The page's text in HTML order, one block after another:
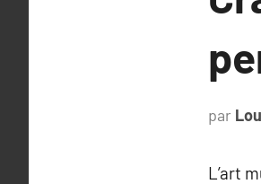
par
L’art